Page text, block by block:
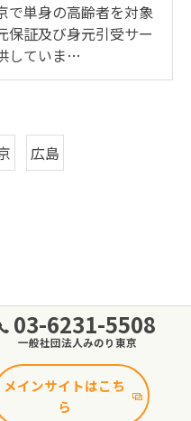
で単身の高齢者を対象
保証及び身元引受サー
していま…
広島
03-6231-5508
一般社団法人みのり東京
メインサイトはこち
ら